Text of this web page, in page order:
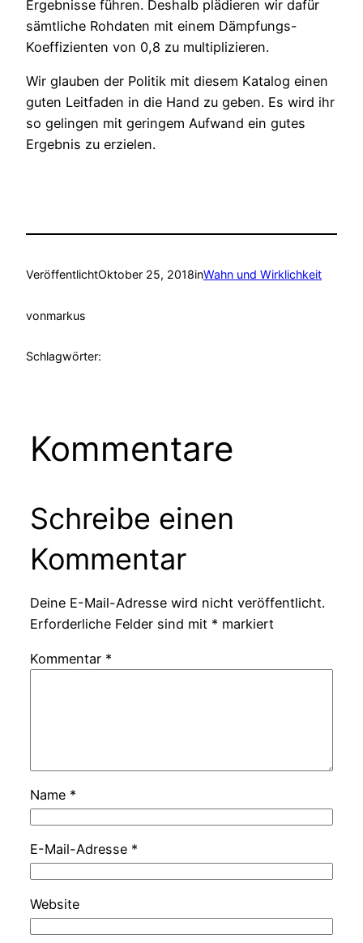
Ergebnisse führen. Deshalb plädieren wir dafür
sämtliche Rohdaten mit einem Dämpfungs-
Koeffizienten von 0,8 zu multiplizieren.
Wir glauben der Politik mit diesem Katalog einen
guten Leitfaden in die Hand zu geben. Es wird ihr
so gelingen mit geringem Aufwand ein gutes
Ergebnis zu erzielen.
VeröffentlichtOktober 25, 2018inWahn und Wirklichkeit
vonmarkus
Schlagwörter:
Kommentare
Schreibe einen
Kommentar
Deine E-Mail-Adresse wird nicht veröffentlicht.
Erforderliche Felder sind mit * markiert
Kommentar *
Name *
E-Mail-Adresse *
Website